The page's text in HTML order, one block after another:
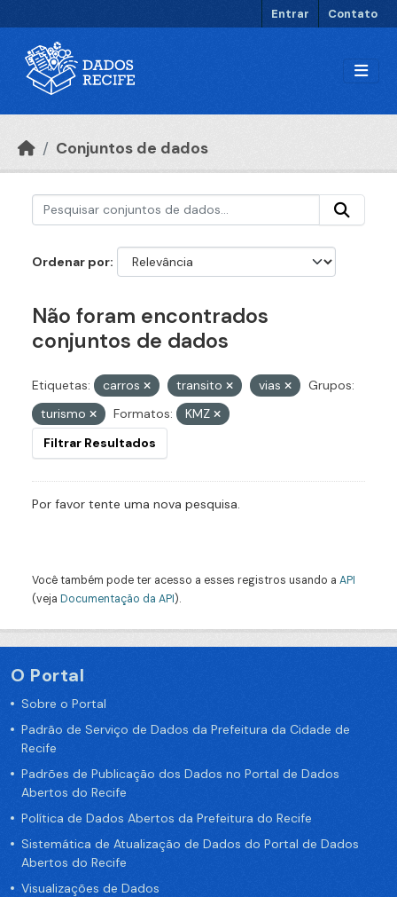
Entrar Contato
Conjuntos de dados
Ordenar por
Não foram encontrados
conjuntos de dados
Etiquetas: carros transito vias
Grupos:
turismo
Formatos:
KMZ
Filtrar Resultados
Por favor tente uma nova pesquisa.
Você também pode ter acesso a esses registros usando a API
(veja Documentação da API).
O Portal
Sobre o Portal
Padrão de Serviço de Dados da Prefeitura da Cidade de
Recife
Padrões de Publicação dos Dados no Portal de Dados
Abertos do Recife
Política de Dados Abertos da Prefeitura do Recife
Sistemática de Atualização de Dados do Portal de Dados
Abertos do Recife
Visualizações de Dados